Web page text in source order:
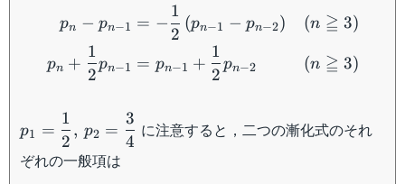
pn − pn−1
pn +
2
1
pn−1
= −
2
1
(pn−1 − pn−2)
= pn−1 +
2
1
pn−2
(n ≧ 3)
(n ≧ 3)
p_1 =
\dfrac{1}
{2},\:p_2
p1 =
2
1
, p2 =
4
3
に注意すると，二つの漸化式のそれ
ぞれの一般項は